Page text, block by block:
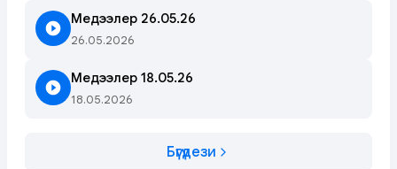
Медээлер 26.05.26
26.05.2026
Медээлер 18.05.26
18.05.2026
Бүгүдези